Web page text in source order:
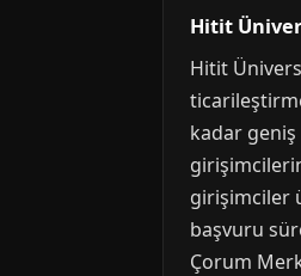
Hitit
Hitit
kadar geniş
girişimciler
başvuru
Çorum